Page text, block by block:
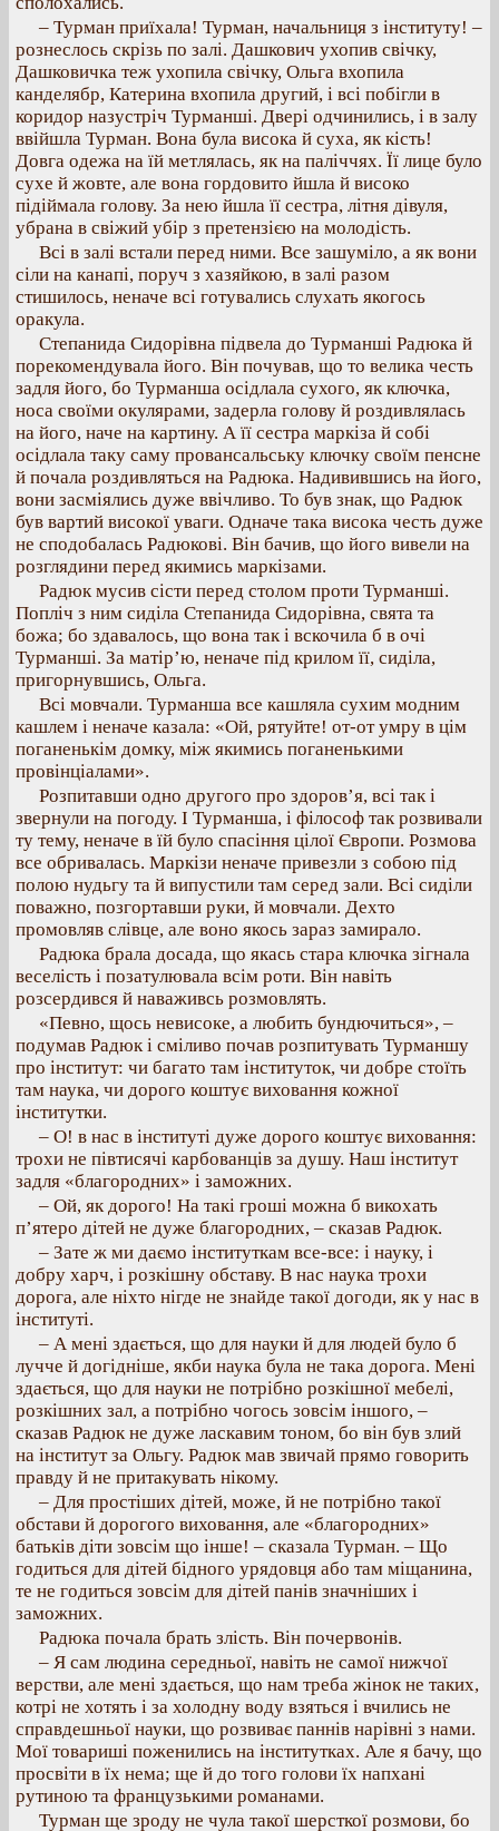
– Турман приїхала! Турман, начальниця з інституту! –
рознеслось скрізь по залі. Дашкович ухопив свічку,
Дашковичка теж ухопила свічку, Ольга вхопила
канделябр, Катерина вхопила другий, і всі побігли в
коридор назустріч Турманші. Двері одчинились, і в залу
ввійшла Турман. Вона була висока й суха, як кість!
Довга одежа на їй метлялась, як на паліччях. Її лице було
сухе й жовте, але вона гордовито йшла й високо
підіймала голову. За нею йшла її сестра, літня дівуля,
убрана в свіжий убір з претензією на молодість.
Всі в залі встали перед ними. Все зашуміло, а як вони
сіли на канапі, поруч з хазяйкою, в залі разом
стишилось, неначе всі готувались слухать якогось
оракула.
Степанида Сидорівна підвела до Турманші Радюка й
порекомендувала його. Він почував, що то велика честь
задля його, бо Турманша осідлала сухого, як ключка,
носа своїми окулярами, задерла голову й роздивлялась
на його, наче на картину. А її сестра маркіза й собі
осідлала таку саму провансальську ключку своїм пенсне
й почала роздивляться на Радюка. Надивившись на його,
вони засміялись дуже ввічливо. То був знак, що Радюк
був вартий високої уваги. Одначе така висока честь дуже
не сподобалась Радюкові. Він бачив, що його вивели на
розглядини перед якимись маркізами.
Радюк мусив сісти перед столом проти Турманші.
Попліч з ним сиділа Степанида Сидорівна, свята та
божа; бо здавалось, що вона так і вскочила б в очі
Турманші. За матір’ю, неначе під крилом її, сиділа,
пригорнувшись, Ольга.
Всі мовчали. Турманша все кашляла сухим модним
кашлем і неначе казала: «Ой, рятуйте! от-от умру в цім
поганенькім домку, між якимись поганенькими
провінціалами».
Розпитавши одно другого про здоров’я, всі так і
звернули на погоду. І Турманша, і філософ так розвивали
ту тему, неначе в їй було спасіння цілої Європи. Розмова
все обривалась. Маркізи неначе привезли з собою під
полою нудьгу та й випустили там серед зали. Всі сиділи
поважно, позгортавши руки, й мовчали. Дехто
промовляв слівце, але воно якось зараз замирало.
Радюка брала досада, що якась стара ключка зігнала
веселість і позатулювала всім роти. Він навіть
розсердився й наваживсь розмовлять.
«Певно, щось невисоке, а любить бундючиться», –
подумав Радюк і сміливо почав розпитувать Турманшу
про інститут: чи багато там інституток, чи добре стоїть
там наука, чи дорого коштує виховання кожної
інститутки.
– О! в нас в інституті дуже дорого коштує виховання:
трохи не півтисячі карбованців за душу. Наш інститут
задля «благородних» і заможних.
– Ой, як дорого! На такі гроші можна б викохать
п’ятеро дітей не дуже благородних, – сказав Радюк.
– Зате ж ми даємо інституткам все-все: і науку, і
добру харч, і розкішну обставу. В нас наука трохи
дорога, але ніхто нігде не знайде такої догоди, як у нас в
інституті.
– А мені здається, що для науки й для людей було б
лучче й догідніше, якби наука була не така дорога. Мені
здається, що для науки не потрібно розкішної мебелі,
розкішних зал, а потрібно чогось зовсім іншого, –
сказав Радюк не дуже ласкавим тоном, бо він був злий
на інститут за Ольгу. Радюк мав звичай прямо говорить
правду й не притакувать нікому.
– Для простіших дітей, може, й не потрібно такої
обстави й дорогого виховання, але «благородних»
батьків діти зовсім що інше! – сказала Турман. – Що
годиться для дітей бідного урядовця або там міщанина,
те не годиться зовсім для дітей панів значніших і
заможних.
Радюка почала брать злість. Він почервонів.
– Я сам людина середньої, навіть не самої нижчої
верстви, але мені здається, що нам треба жінок не таких,
котрі не хотять і за холодну воду взяться і вчились не
справдешньої науки, що розвиває паннів нарівні з нами.
Мої товариші поженились на інститутках. Але я бачу, що
просвіти в їх нема; ще й до того голови їх напхані
рутиною та французькими романами.
Турман ще зроду не чула такої шерсткої розмови, бо